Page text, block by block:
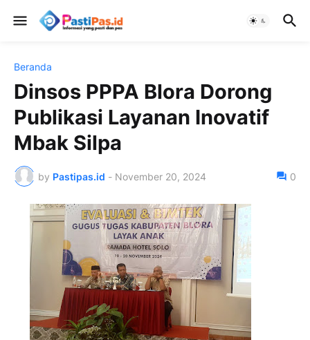
Beranda
Dinsos PPPA Blora Dorong
Publikasi Layanan Inovatif
Mbak Silpa
by Pastipas.id - November 20, 2024 0